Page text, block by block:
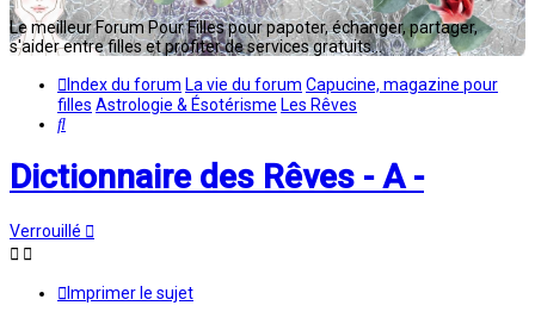
Le meilleur Forum Pour Filles pour papoter, échanger, partager,
s'aider entre filles et profiter de services gratuits...
Index du forum La vie du forum Capucine, magazine pour
filles Astrologie & Ésotérisme Les Rêves
Rechercher
Dictionnaire des Rêves - A -
Verrouillé
Imprimer le sujet